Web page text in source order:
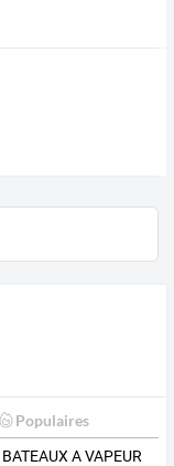
Populaires
BATEAUX AVAPEUR